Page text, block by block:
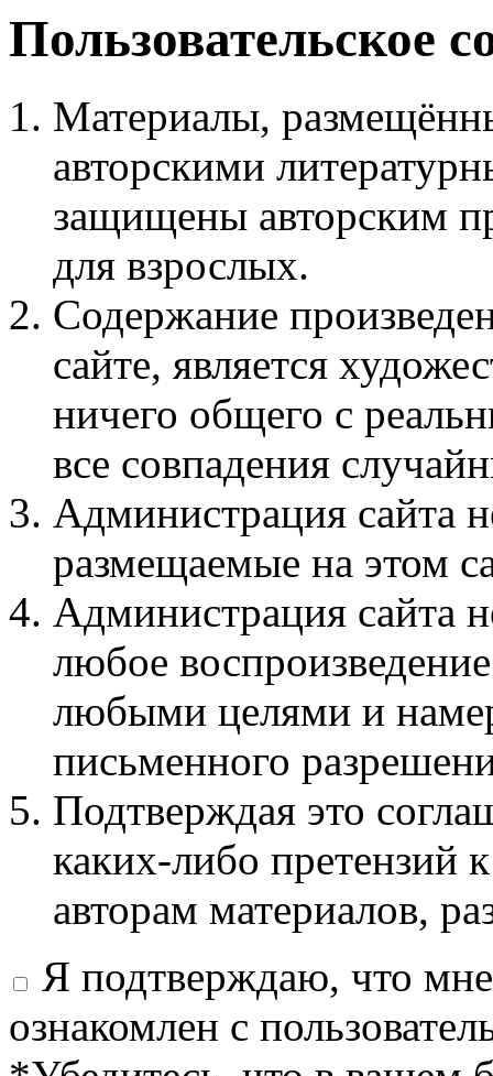
Пользовательское
Материалы,
авторскими
защищены авторским
для взрослых.
Содержание
сайте, является
ничего общего с
все совпадения
Администрация сайта
размещаемые на этом
Администрация сайта
любое
любыми целями и
письменного
Подтверждая это
каких-либо претензий
авторам материалов,
Я подтверждаю, что
ознакомлен с